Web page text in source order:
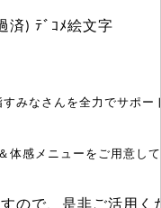
すみなさんを全力でサポ
体感メニューを ご用意し
ので、是非ご活用く